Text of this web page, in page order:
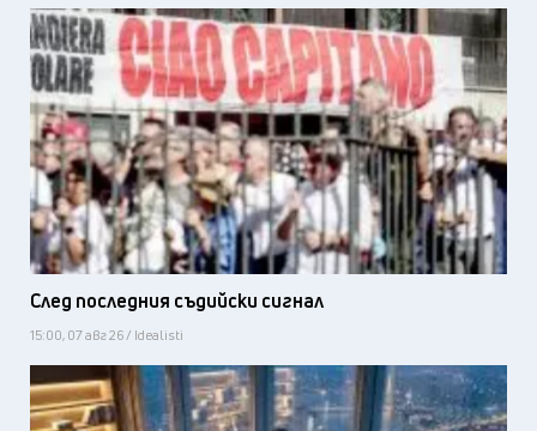
След последния съдийски сигнал
15:00, 07 авг 26 / Idealisti